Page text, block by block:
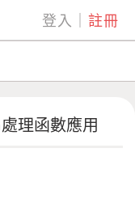
登入 ｜註冊
函數應用
理函數應用